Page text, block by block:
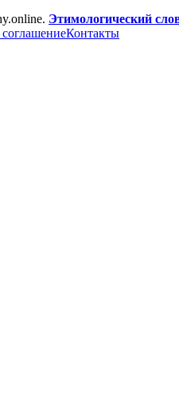
Этимологический
соглашениеКонтакты